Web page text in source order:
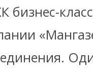
бизнес-